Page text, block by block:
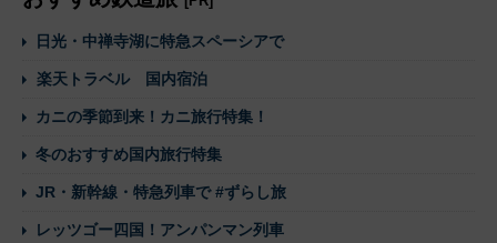
日光・中禅寺湖に特急スペーシアで
楽天トラベル 国内宿泊
カニの季節到来！カニ旅行特集！
冬のおすすめ国内旅行特集
JR・新幹線・特急列車で #ずらし旅
レッツゴー四国！アンパンマン列車